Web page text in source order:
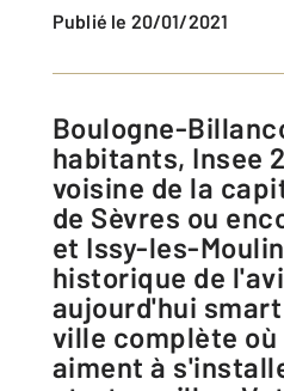
Publié le 20/01/2021
Boulogne-Billancourt (121 249
habitants, Insee
voisine de la
de Sèvres ou
et Issy-les-
historique de
aujourd'hui
ville complète
aiment à